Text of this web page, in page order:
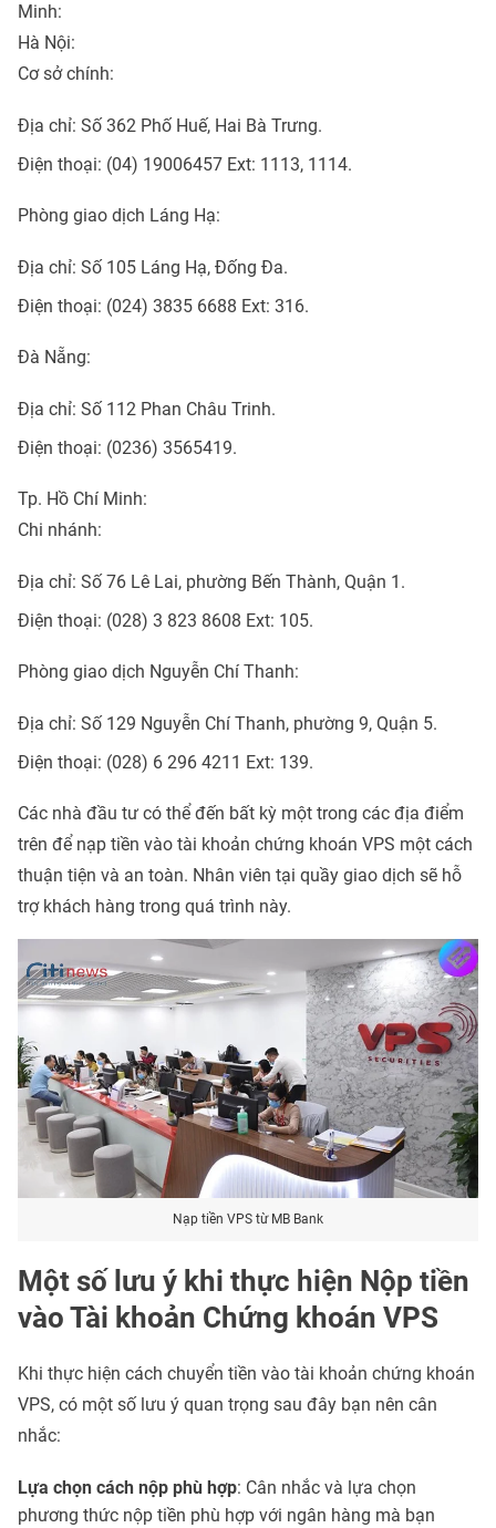
Minh:
Hà Nội:
Cơ sở chính:
Địa chỉ: Số 362 Phố Huế, Hai Bà Trưng.
Điện thoại: (04) 19006457 Ext: 1113, 1114.
Phòng giao dịch Láng Hạ:
Địa chỉ: Số 105 Láng Hạ, Đống Đa.
Điện thoại: (024) 3835 6688 Ext: 316.
Đà Nẵng:
Địa chỉ: Số 112 Phan Châu Trinh.
Điện thoại: (0236) 3565419.
Tp. Hồ Chí Minh:
Chi nhánh:
Địa chỉ: Số 76 Lê Lai, phường Bến Thành, Quận 1.
Điện thoại: (028) 3 823 8608 Ext: 105.
Phòng giao dịch Nguyễn Chí Thanh:
Địa chỉ: Số 129 Nguyễn Chí Thanh, phường 9, Quận 5.
Điện thoại: (028) 6 296 4211 Ext: 139.
Các nhà đầu tư có thể đến bất kỳ một trong các địa điểm
trên để nạp tiền vào tài khoản chứng khoán VPS một cách
thuận tiện và an toàn. Nhân viên tại quầy giao dịch sẽ hỗ
trợ khách hàng trong quá trình này.
Nạp tiền VPS từ MB Bank
Một số lưu ý khi thực hiện Nộp tiền
vào Tài khoản Chứng khoán VPS
Khi thực hiện cách chuyển tiền vào tài khoản chứng khoán
VPS, có một số lưu ý quan trọng sau đây bạn nên cân
nhắc:
Lựa chọn cách nộp phù hợp: Cân nhắc và lựa chọn
phương thức nộp tiền phù hợp với ngân hàng mà bạn